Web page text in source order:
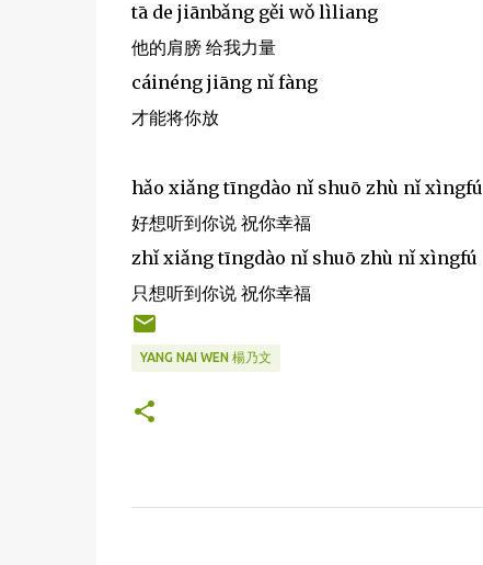
tā de jiānbǎng gěi wǒ lìliang
他的肩膀 给我力量
cáinéng jiāng nǐ fàng
才能将你放
hǎo xiǎng tīngdào nǐ shuō zhù nǐ xìngfú
好想听到你说 祝你幸福
zhǐ xiǎng tīngdào nǐ shuō zhù nǐ xìngfú
只想听到你说 祝你幸福
YANG NAI WEN 楊乃文